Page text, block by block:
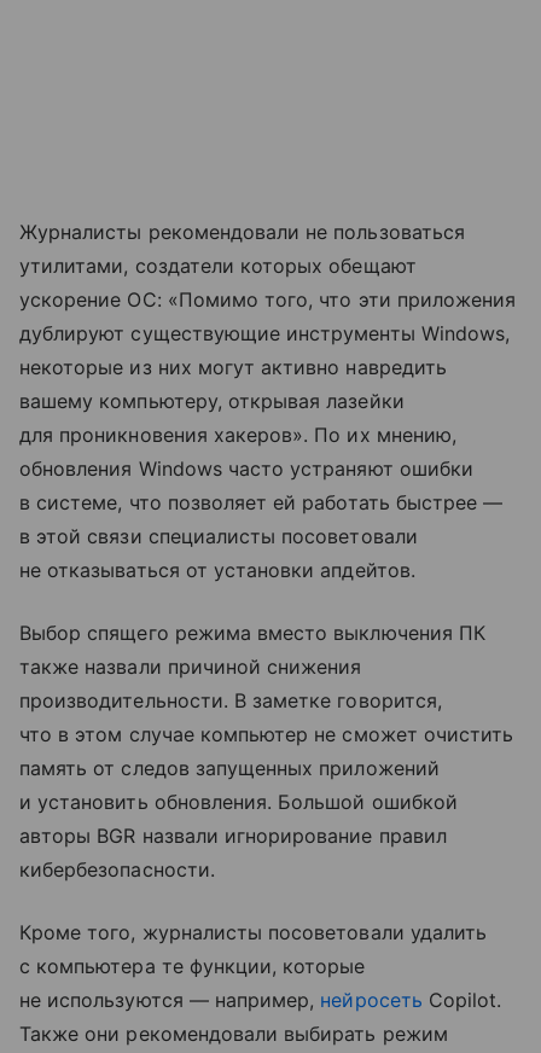
Журналисты рекомендовали не пользоваться
утилитами, создатели которых обещают
ускорение ОС: «Помимо того, что эти приложения
дублируют существующие инструменты Windows,
некоторые из них могут активно навредить
вашему компьютеру, открывая лазейки
для проникновения хакеров». По их мнению,
обновления Windows часто устраняют ошибки
в системе, что позволяет ей работать быстрее —
в этой связи специалисты посоветовали
не отказываться от установки апдейтов.
Выбор спящего режима вместо выключения ПК
также назвали причиной снижения
производительности. В заметке говорится,
что в этом случае компьютер не сможет очистить
память от следов запущенных приложений
и установить обновления. Большой ошибкой
авторы BGR назвали игнорирование правил
кибербезопасности.
Кроме того, журналисты посоветовали удалить
с компьютера те функции, которые
не используются — например, нейросеть Copilot.
Также они рекомендовали выбирать режим